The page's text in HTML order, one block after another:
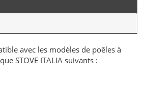
avec les modèles de poêles à
STOVE ITALIA suivants :